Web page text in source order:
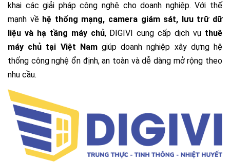
khai các giải pháp công nghệ cho doanh nghiệp. Với thế
mạnh về hệ thống mạng, camera giám sát, lưu trữ dữ
liệu và hạ tầng máy chủ, DIGIVI cung cấp dịch vụ thuê
máy chủ tại Việt Namgiúp doanh nghiệp xây dựng hệ
thống công nghệ ổn định, an toàn và dễ dàng mở rộng theo
nhu cầu.